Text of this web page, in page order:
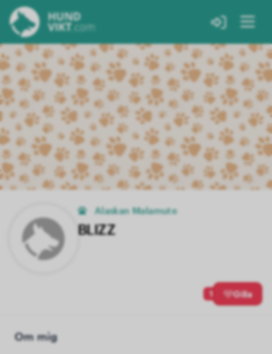
Alaskan Malamute
BLIZZ
1 Gilla
Om mig